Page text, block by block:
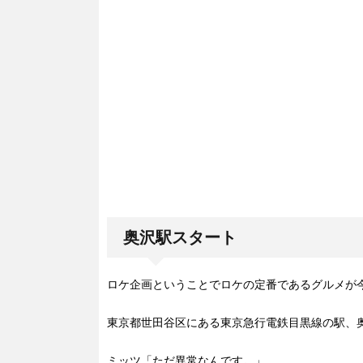
奥沢駅スタート
ロケ企画ということでロケの定番であるグルメが
東京都世田谷区にある東京急行電鉄目黒線の駅、